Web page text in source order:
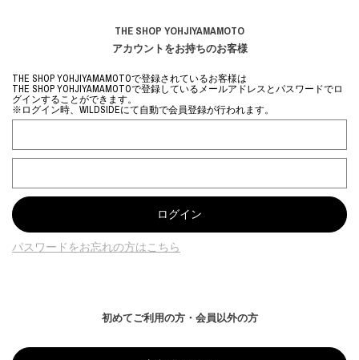
THE SHOP YOHJIYAMAMOTO
アカウントをお持ちのお客様
THE SHOP YOHJIYAMAMOTOで登録されているお客様は
THE SHOP YOHJIYAMAMOTOで登録しているメールアドレスとパスワードでロ
グインすることができます。
※ログイン時、WILDSIDEにて自動で会員登録が行われます。
パスワードをお忘れの方はこちら
初めてご利用の方・会員以外の方